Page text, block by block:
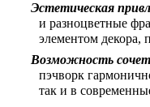
Эстетическая
и разноцветные
элементом декора,
Возможность
пэчворк
так и в